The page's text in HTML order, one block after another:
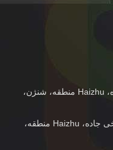
طبقه 4، شماره 174، Binjiang خی جاده، Haizhu منطقه، شنژن،
طبقه 4، شماره 174، Binjiang خی جاده، Haizhu منطقه،